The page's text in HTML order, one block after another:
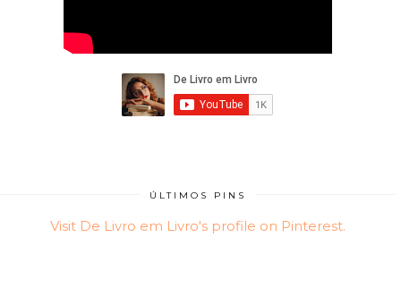
ÚLTIMOS PINS
Visit De Livro em Livro's profile on Pinterest.